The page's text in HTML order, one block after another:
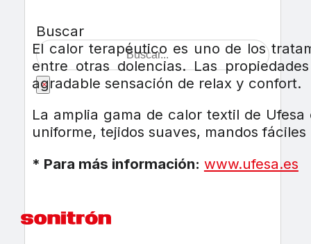
Buscar
×
El calor terapéutico es uno de los
entre otras dolencias. Las
agradable sensación de relax y confort.
La amplia gama de calor textil de
uniforme, tejidos suaves, mandos
* Para más información: www.ufesa.es